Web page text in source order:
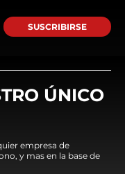
SUSCRIBIRSE
ÚNICO
empresa de
y mas en la base de